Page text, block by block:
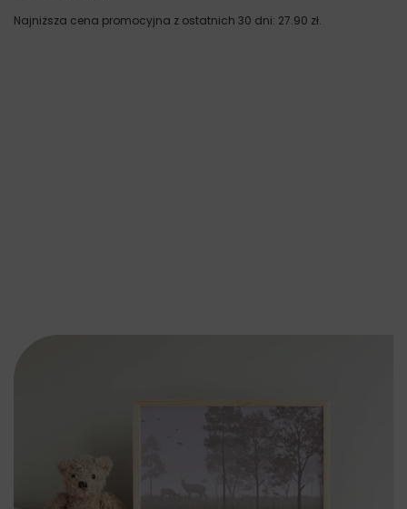
Najniższa cena promocyjna z ostatnich 30 dni: 27.90 zł.